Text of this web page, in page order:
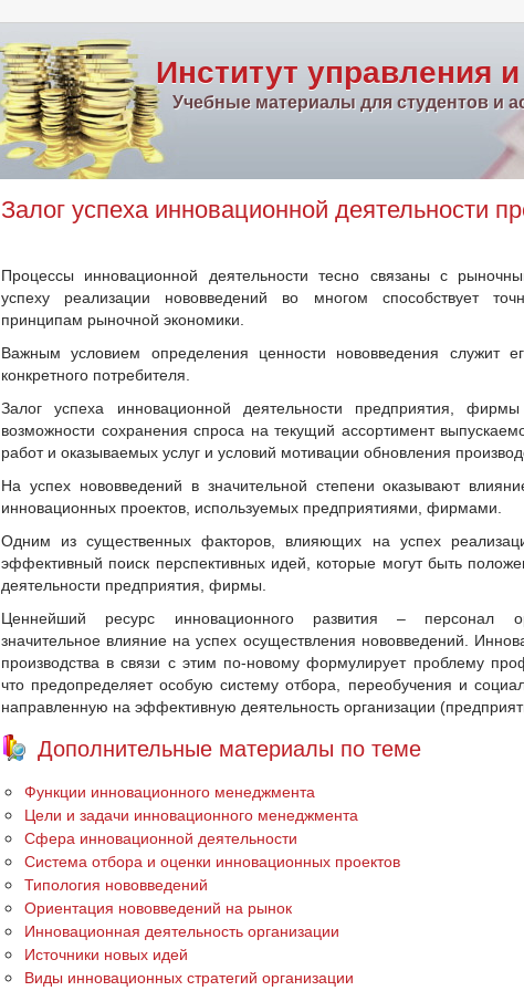
Институт управления
Учебные материалы для студентов и
Залог успеха инновационной деятельности
Процессы инновационной деятельности тесно связаны с
успеху реализации нововведений во многом способствует
принципам рыночной экономики.
Важным условием определения ценности нововведения служит
конкретного потребителя.
Залог успеха инновационной деятельности предприятия,
возможности сохранения спроса на текущий ассортимент
работ и оказываемых услуг и условий мотивации обновления
На успех нововведений в значительной степени оказывают
инновационных проектов, используемых предприятиями, фирмами.
Одним из существенных факторов, влияющих на успех
эффективный поиск перспективных идей, которые могут быть
деятельности предприятия, фирмы.
Ценнейший ресурс инновационного развития – персонал
значительное влияние на успех осуществления нововведений.
производства в связи с этим по-новому формулирует проблему
что предопределяет особую систему отбора, переобучения и
направленную на эффективную деятельность организации
Дополнительные материалы по теме
Функции инновационного менеджмента
Цели и задачи инновационного менеджмента
Сфера инновационной деятельности
Система отбора и оценки инновационных проектов
Типология нововведений
Ориентация нововведений на рынок
Инновационная деятельность организации
Источники новых идей
Виды инновационных стратегий организации